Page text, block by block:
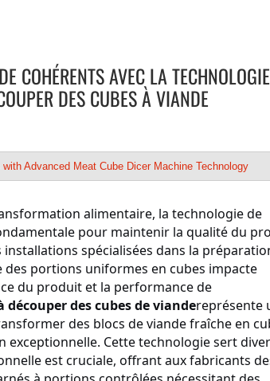
COHÉRENTS AVEC LA TECHNOLOGIE
DES CUBES À VIANDE